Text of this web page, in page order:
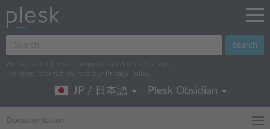
Search
We log search terms to improve our documentation.
For more information, read our
Privacy Policy
JP / 日本語 Plesk Obsidian
Documentation